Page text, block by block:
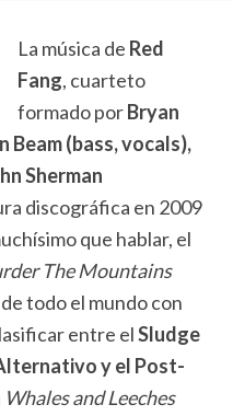
La música de Red
Fang, cuarteto
formado porBryan
Beam (bass, vocals),
Sherman
discográfica en 2009
que hablar, el
The Mountains
todo el mundo con
entre elSludge
y el Post-
Whales and Leeches